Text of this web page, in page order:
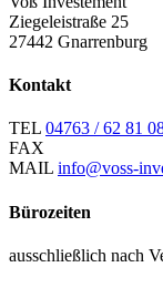
Ziegeleistraße 25
27442 Gnarrenburg
Kontakt
TEL 04763 / 62 81
FAX
MAIL info@voss-
Bürozeiten
ausschließlich nach